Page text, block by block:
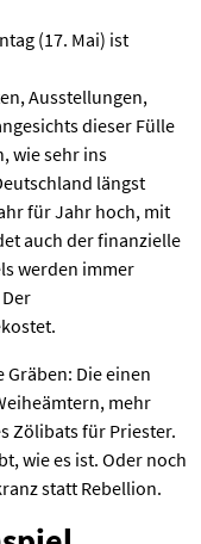
(17. Mai) ist
Ausstellungen,
dieser Fülle
wie sehr ins
längst
für Jahr hoch, mit
auch der finanzielle
werden immer
Die einen
mehr
Zölibats für Priester.
wie es ist. Oder noch
statt Rebellion.